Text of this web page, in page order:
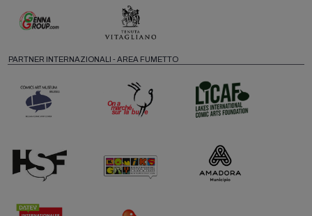
PARTNER INTERNAZIONALI - AREA FUMETTO